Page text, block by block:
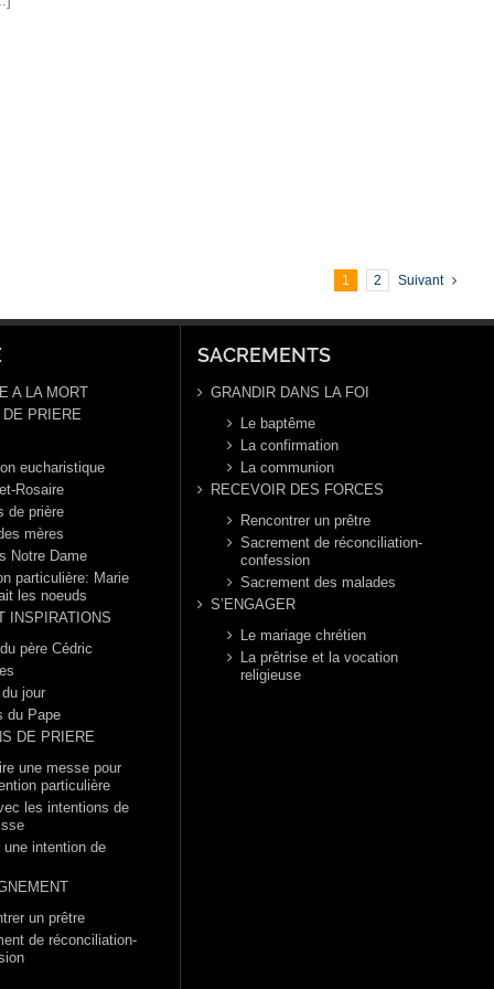
1 2 Suivant
A LA MORT
PRIERE
eucharistique
Rosaire
de prière
mères
Notre Dame
particulière: Marie
les noeuds
INSPIRATIONS
du père Cédric
jour
du Pape
DE PRIERE
une messe pour
particulière
les intentions de
une intention de
un prêtre
de réconciliation-
SACREMENTS
GRANDIR DANS LA FOI
Le baptême
La confirmation
La communion
RECEVOIR DES FORCES
Rencontrer un prêtre
Sacrement de réconciliation-
confession
Sacrement des malades
S’ENGAGER
Le mariage chrétien
La prêtrise et la vocation
religieuse